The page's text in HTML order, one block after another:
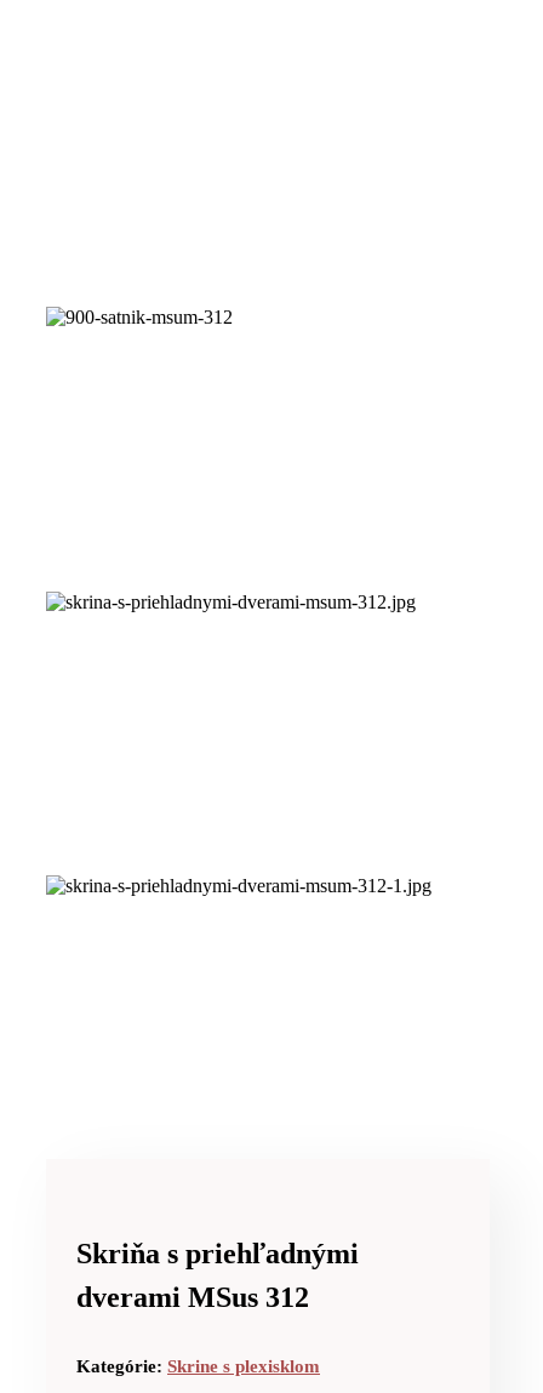
Skriňa s priehľadnými
dverami MSus 312
Kategórie: Skrine s plexisklom